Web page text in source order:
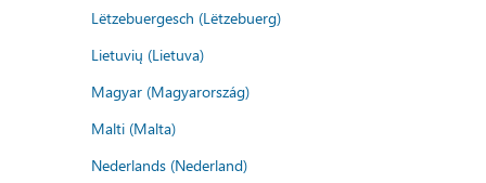
Lëtzebuergesch (Lëtzebuerg)
Lietuvių (Lietuva)
Magyar (Magyarország)
Malti (Malta)
Nederlands (Nederland)